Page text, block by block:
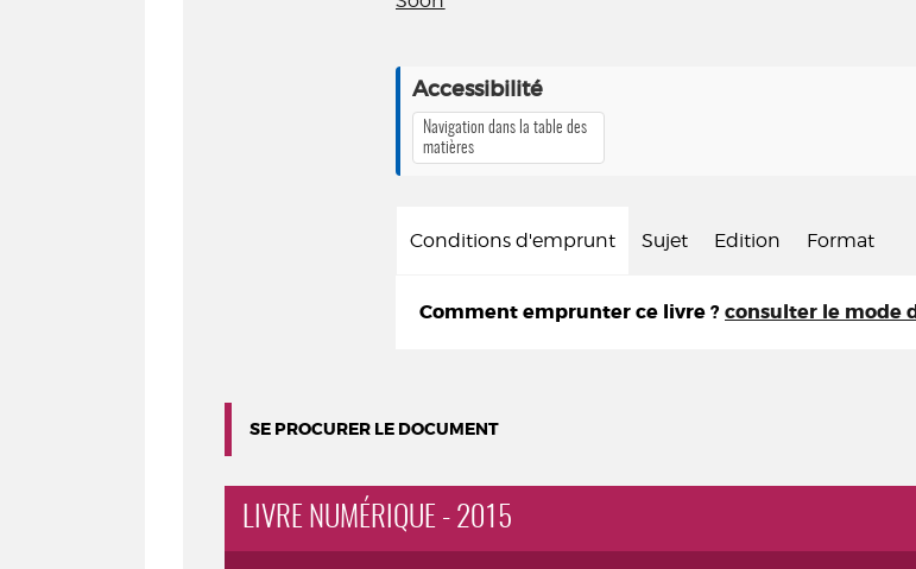
Accessibilité
Navigation dans la table des
matières
Conditions d'emprunt Sujet Edition Format
Comment emprunter ce livre ? consulter le mode
SE PROCURER LE DOCUMENT
LIVRE NUMÉRIQUE - 2015